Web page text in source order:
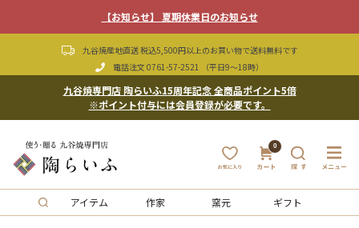
【お知らせ】 夏期休業日のお知らせ
九谷焼産地直送 税込5,500円以上のお買い物で送料無料です
電話注文 0761-57-2521 （平日9〜18時）
九谷焼専門店 陶らいふ15周年記念 全商品ポイント5倍
※ポイント付与には会員登録が必要です。
0
アイテム 作家 窯元 ギフト